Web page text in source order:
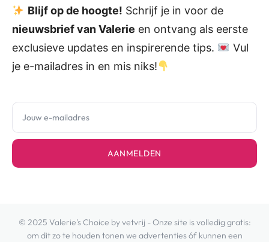
Blijf op de hoogte! Schrijf je in voor de
nieuwsbrief van Valerie en ontvang als eerste
exclusieve updates en inspirerende tips.
Vul
je e-mailadres in en mis niks!
AANMELDEN
© 2025 Valerie's Choice by vetvrij - Onze site is volledig gratis:
om dit zo te houden tonen we advertenties óf kunnen een